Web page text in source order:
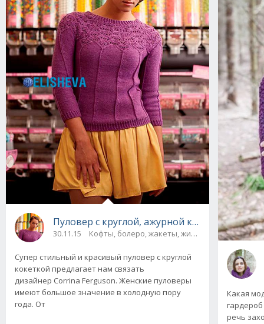
Пуловер с круглой, ажурной кокеткой
30.11.15 Кофты, болеро, жакеты, жилеты, пуловеры и
Супер стильный и красивый пуловер с круглой
кокеткой предлагает нам связать
дизайнер Corrina Ferguson. Женские пуловеры
имеют большое значение в холодную пору
года. От
Какая
речь